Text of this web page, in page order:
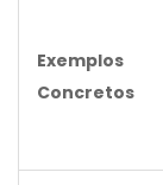
Exemplos
Concretos